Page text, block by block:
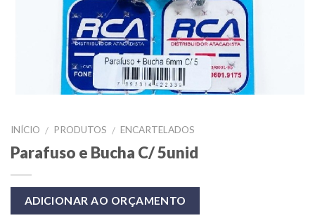
INÍCIO / PRODUTOS / ENCARTELADOS
Parafuso e Bucha C/ 5unid
ADICIONAR AO ORÇAMENTO